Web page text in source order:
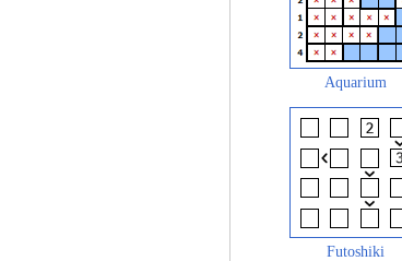
Aquarium
Futoshiki